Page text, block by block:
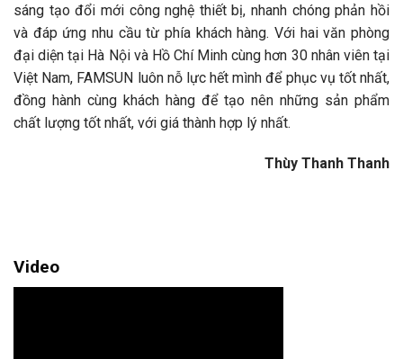
sáng tạo đổi mới công nghệ thiết bị, nhanh chóng phản hồi
và đáp ứng nhu cầu từ phía khách hàng. Với hai văn phòng
đại diện tại Hà Nội và Hồ Chí Minh cùng hơn 30 nhân viên tại
Việt Nam, FAMSUN luôn nỗ lực hết mình để phục vụ tốt nhất,
đồng hành cùng khách hàng để tạo nên những sản phẩm
chất lượng tốt nhất, với giá thành hợp lý nhất.
Thùy Thanh Thanh
Video